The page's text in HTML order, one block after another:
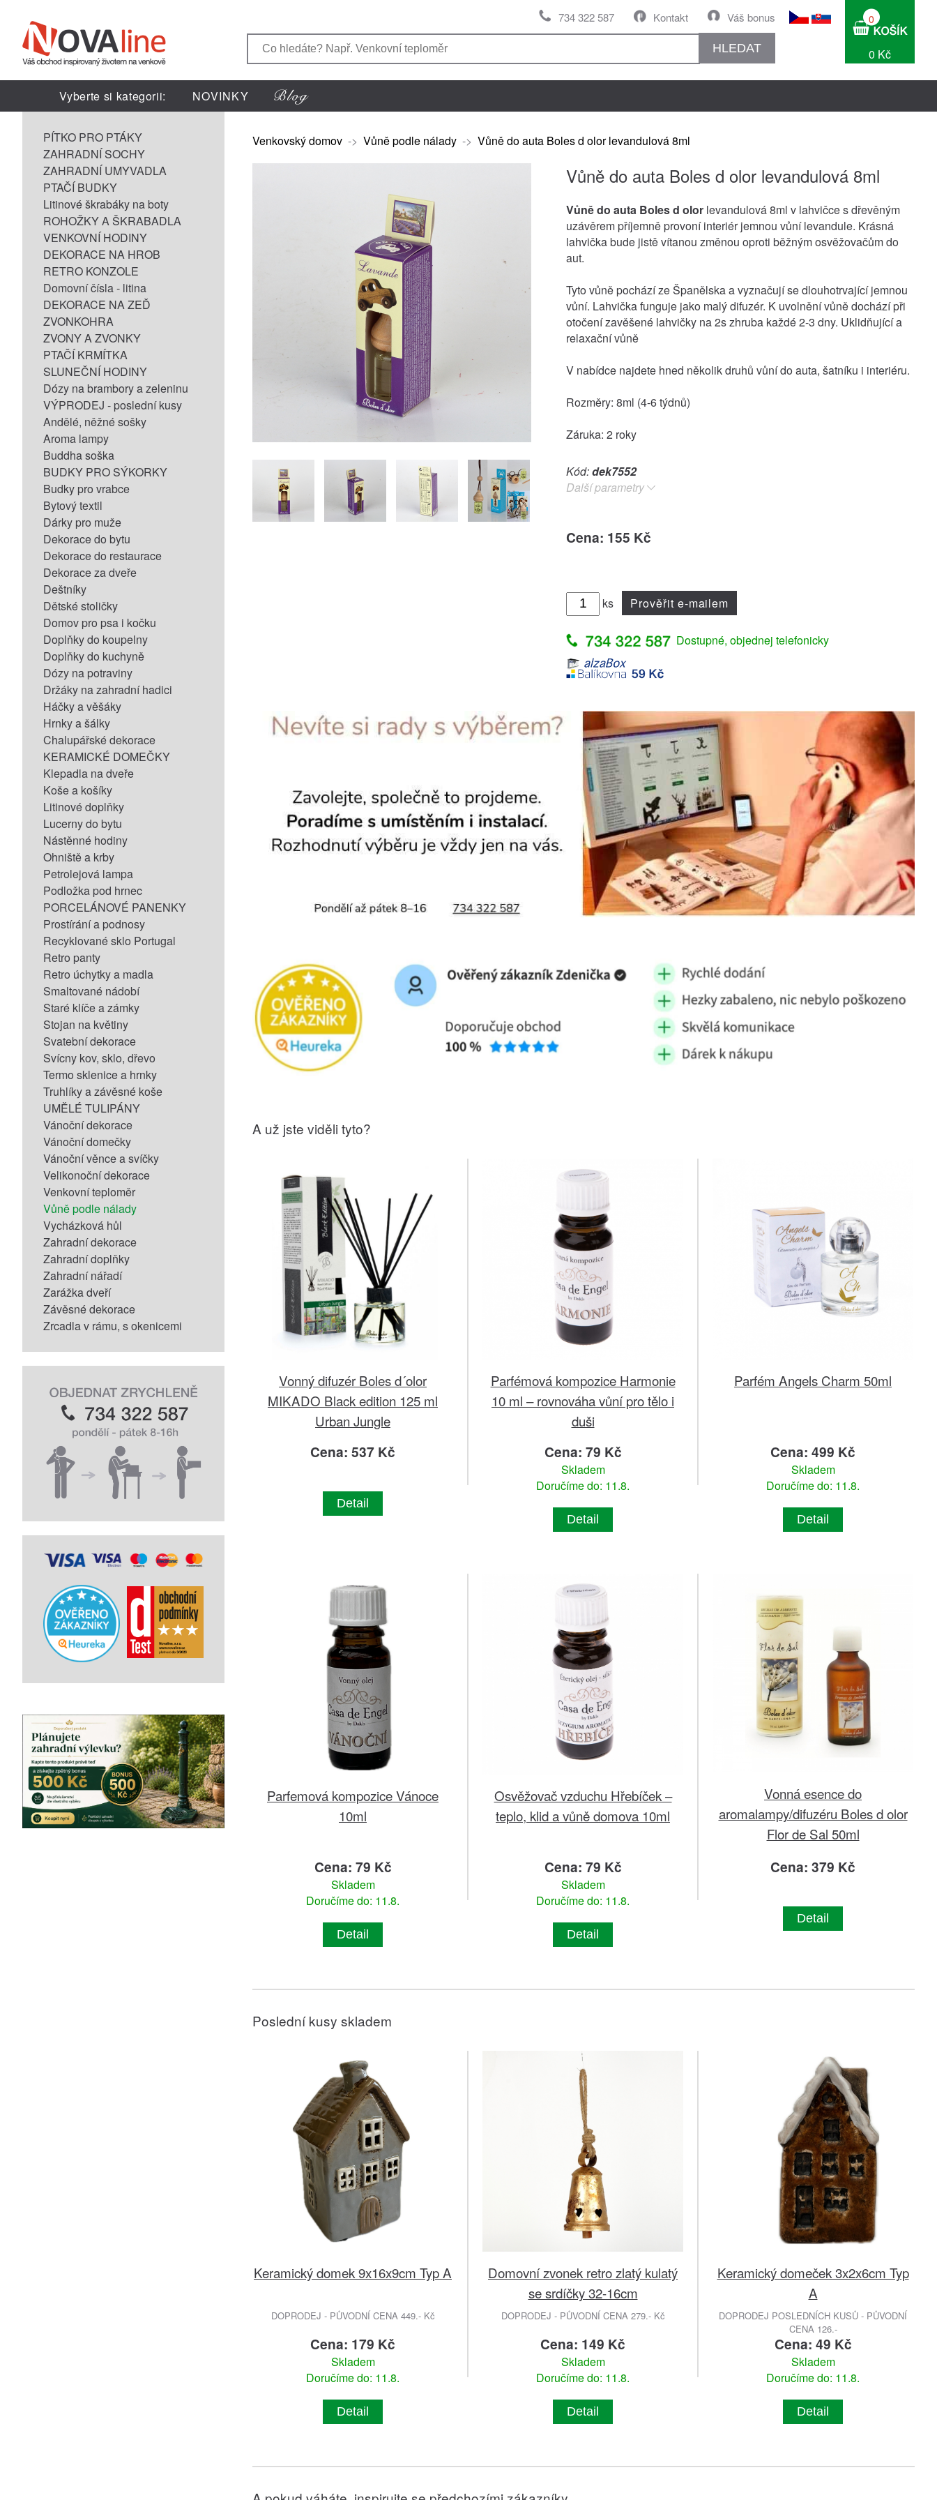
Váš bonus
Kontakt
734 322 587
HLEDAT
0
0 Kč
Vyberte si kategorii: NOVINKY
PÍTKO PRO PTÁKY
ZAHRADNÍ SOCHY
ZAHRADNÍ UMYVADLA
PTAČÍ BUDKY
Litinové škrabáky na boty
ROHOŽKY A ŠKRABADLA
VENKOVNÍ HODINY
DEKORACE NA HROB
RETRO KONZOLE
Domovní čísla - litina
DEKORACE NA ZEĎ
ZVONKOHRA
ZVONY A ZVONKY
PTAČÍ KRMÍTKA
SLUNEČNÍ HODINY
Dózy na brambory a zeleninu
VÝPRODEJ - poslední kusy
Andělé, něžné sošky
Aroma lampy
Buddha soška
BUDKY PRO SÝKORKY
Budky pro vrabce
Bytový textil
Dárky pro muže
Dekorace do bytu
Dekorace do restaurace
Dekorace za dveře
Deštníky
Dětské stoličky
Domov pro psa i kočku
Doplňky do koupelny
Doplňky do kuchyně
Dózy na potraviny
Držáky na zahradní hadici
Háčky a věšáky
Hrnky a šálky
Chalupářské dekorace
KERAMICKÉ DOMEČKY
Klepadla na dveře
Koše a košíky
Litinové doplňky
Lucerny do bytu
Nástěnné hodiny
Ohniště a krby
Petrolejová lampa
Podložka pod hrnec
PORCELÁNOVÉ PANENKY
Prostírání a podnosy
Recyklované sklo Portugal
Retro panty
Retro úchytky a madla
Smaltované nádobí
Staré klíče a zámky
Stojan na květiny
Svatební dekorace
Svícny kov, sklo, dřevo
Termo sklenice a hrnky
Truhlíky a závěsné koše
UMĚLÉ TULIPÁNY
Vánoční dekorace
Vánoční domečky
Vánoční věnce a svíčky
Velikonoční dekorace
Venkovní teploměr
Vůně podle nálady
Vycházková hůl
Zahradní dekorace
Zahradní doplňky
Zahradní nářadí
Zarážka dveří
Závěsné dekorace
Zrcadla v rámu, s okenicemi
Venkovský domov -> Vůně podle nálady -> Vůně do auta Boles d olor levandulová 8ml
Vůně do auta Boles d olor levandulová 8ml
Vůně do auta Boles d olor levandulová 8ml v lahvičce s dřevěným
uzávěrem příjemně provoní interiér jemnou vůní levandule. Krásná
lahvička bude jistě vítanou změnou oproti běžným osvěžovačům do
aut.
Tyto vůně pochází ze Španělska a vyznačují se dlouhotrvající jemnou
vůní. Lahvička funguje jako malý difuzér. K uvolnění vůně dochází při
otočení zavěšené lahvičky na 2s zhruba každé 2-3 dny. Uklidňující a
relaxační vůně
V nabídce najdete hned několik druhů vůní do auta, šatníku i interiéru.
Rozměry: 8ml (4-6 týdnů)
Záruka: 2 roky
Kód:dek7552
Další parametry
Cena: 155 Kč
ks Prověřit e-mailem
Dostupné, objednej telefonicky
A už jste viděli tyto?
Vonný difuzér Boles d´olor
MIKADO Black edition 125 ml
Urban Jungle
Cena: 537 Kč
Detail
Parfémová kompozice Harmonie
10 ml – rovnováha vůní pro tělo i
duši
Cena: 79 Kč
Skladem
Doručíme do: 11.8.
Detail
Parfém Angels Charm 50ml
Cena: 499 Kč
Skladem
Doručíme do: 11.8.
Detail
Parfemová kompozice Vánoce
10ml
Cena: 79 Kč
Skladem
Doručíme do: 11.8.
Detail
Osvěžovač vzduchu Hřebíček –
teplo, klid a vůně domova 10ml
Cena: 79 Kč
Skladem
Doručíme do: 11.8.
Detail
Vonná esence do
aromalampy/difuzéru Boles d olor
Flor de Sal 50ml
Cena: 379 Kč
Detail
Poslední kusy skladem
Keramický domek 9x16x9cm Typ A
DOPRODEJ - PŮVODNÍ CENA 449.- Kč
Cena: 179 Kč
Skladem
Doručíme do: 11.8.
Detail
Domovní zvonek retro zlatý kulatý
se srdíčky 32-16cm
DOPRODEJ - PŮVODNÍ CENA 279.- Kč
Cena: 149 Kč
Skladem
Doručíme do: 11.8.
Detail
Keramický domeček 3x2x6cm Typ
A
DOPRODEJ POSLEDNÍCH KUSŮ - PŮVODNÍ
CENA 126.-
Cena: 49 Kč
Skladem
Doručíme do: 11.8.
Detail